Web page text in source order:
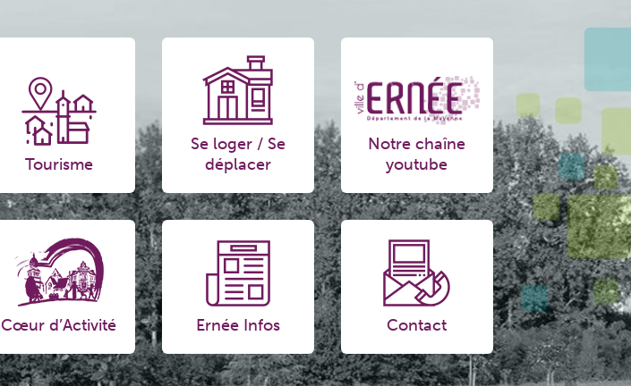
Tourisme
Se loger / Se
déplacer
Notre chaîne
youtube
Cœur d’Activité Ernée Infos Contact